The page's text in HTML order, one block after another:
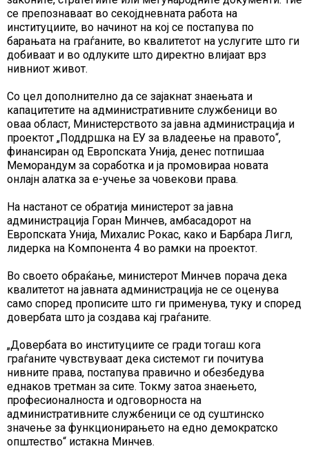
се препознаваат во секојдневната работа на
институциите, во начинот на кој се постапува по
барањата на граѓаните, во квалитетот на услугите што ги
добиваат и во одлуките што директно влијаат врз
нивниот живот.
Со цел дополнително да се зајакнат знаењата и
капацитетите на административните службеници во
оваа област, Министерството за јавна администрација и
проектот „Поддршка на ЕУ за владеење на правото“,
финансиран од Европската Унија, денес потпишаа
Меморандум за соработка и ја промовираа новата
онлајн алатка за е-учење за човекови права.
На настанот се обратија министерот за јавна
администрација Горан Минчев, амбасадорот на
Европската Унија, Михалис Рокас, како и Барбара Лигл,
лидерка на Компонента 4 во рамки на проектот.
Во своето обраќање, министерот Минчев порача дека
квалитетот на јавната администрација не се оценува
само според прописите што ги применува, туку и според
довербата што ја создава кај граѓаните.
„Довербата во институциите се гради тогаш кога
граѓаните чувствуваат дека системот ги почитува
нивните права, постапува правично и обезбедува
еднаков третман за сите. Токму затоа знаењето,
професионалноста и одговорноста на
административните службеници се од суштинско
значење за функционирањето на едно демократско
општество“ истакна Минчев.